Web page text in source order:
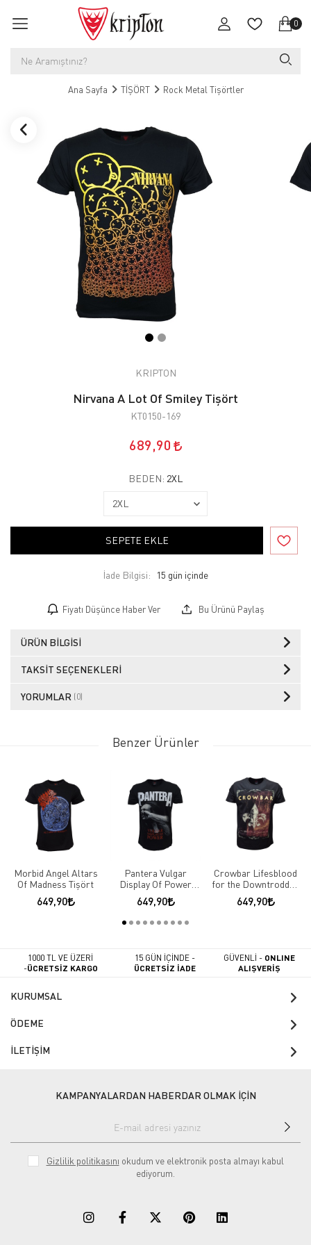
0
Ana Sayfa TİŞÖRT Rock Metal Tişörtler
KRIPTON
Nirvana A Lot Of Smiley Tişört
KT0150-169
689,90
BEDEN: 2XL
SEPETE EKLE
İade Bilgisi:
Fiyatı Düşünce Haber Ver Bu Ürünü Paylaş
ÜRÜN BILGISI
TAKSIT SEÇENEKLERI
YORUMLAR (0)
Benzer Ürünler
Morbid Angel Altars
Of Madness Tişört
649,90
Pantera Vulgar
Display Of Power
Tişört
649,90
Crowbar Lifesblood
for the Downtrodden
Tişört
649,90
1000 TL VE ÜZERİ
-ÜCRETSİZ KARGO
15 GÜN İÇİNDE -
ÜCRETSİZ İADE
GÜVENLİ - ONLINE
ALIŞVERİŞ
KURUMSAL
ÖDEME
İLETİŞİM
KAMPANYALARDAN HABERDAR OLMAK İÇİN
Gizlilik politikasını okudum ve elektronik posta almayı kabul
ediyorum.